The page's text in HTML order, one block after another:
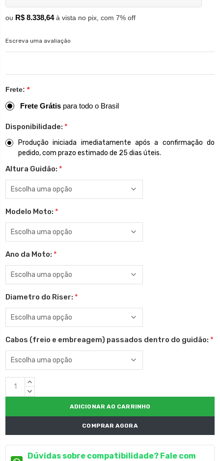
ou R$ 8.338,64à vista no pix, com 7% off
Escreva uma avaliação
Frete: *
Frete Grátis para todo o Brasil
Disponibilidade: *
Produção iniciada imediatamente após a confirmação do
pedido, com prazo estimado de 25 dias úteis.
Altura Guidão: *
Modelo Moto: *
Ano da Moto: *
Diametro do Riser: *
Cabos (freio e embreagem) passados dentro do guidão: *
EstoqueQUANTIDADE
CRESCENTE:
QUANTIDADE
COMPRAR AGORA
Dúvidas sobre compatibilidade? Fale com